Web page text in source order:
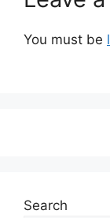
You must be
Search